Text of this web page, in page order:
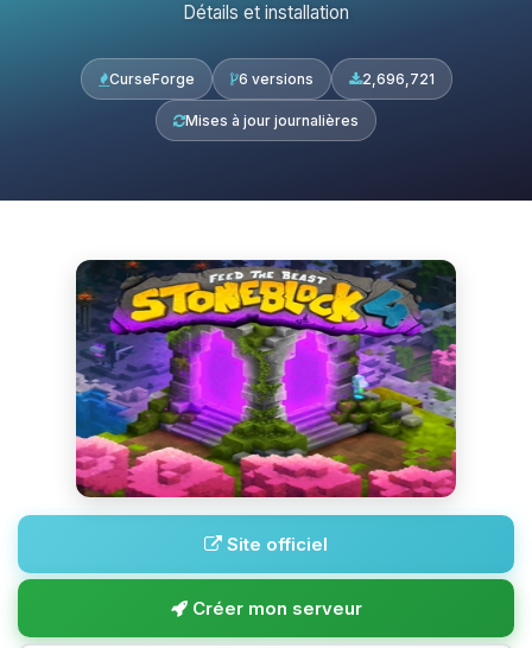
Détails et installation
CurseForge 6 versions 2,696,721
Mises à jour journalières
Site officiel
Créer mon serveur